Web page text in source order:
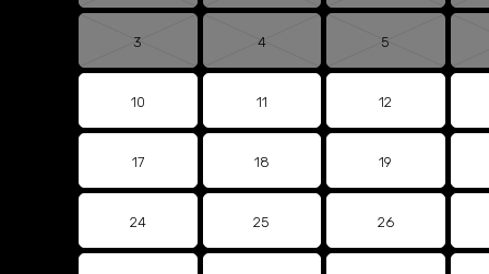
3 4 5
10 11 12
17 18 19
24 25 26